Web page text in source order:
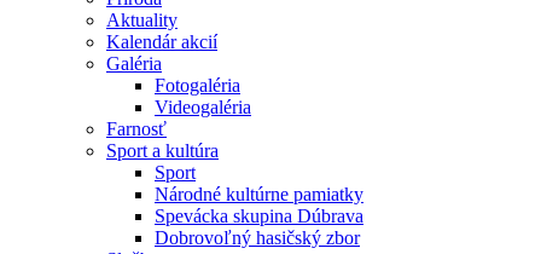
Aktuality
Kalendár akcií
Galéria
Fotogaléria
Videogaléria
Farnosť
Sport a kultúra
Sport
Národné kultúrne pamiatky
Spevácka skupina Dúbrava
Dobrovoľný hasičský zbor